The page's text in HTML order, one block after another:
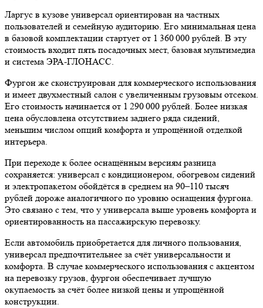
Ларгус в кузове универсал ориентирован на частных
пользователей и семейную аудиторию. Его минимальная цена
в базовой комплектации стартует от 1 360 000 рублей. В эту
стоимость входит пять посадочных мест, базовая мультимедиа
и система ЭРА-ГЛОНАСС.
Фургон же сконструирован для коммерческого использования
и имеет двухместный салон с увеличенным грузовым отсеком.
Его стоимость начинается от 1 290 000 рублей. Более низкая
цена обусловлена отсутствием заднего ряда сидений,
меньшим числом опций комфорта и упрощённой отделкой
интерьера.
При переходе к более оснащённым версиям разница
сохраняется: универсал с кондиционером, обогревом сидений
и электропакетом обойдётся в среднем на 90–110 тысяч
рублей дороже аналогичного по уровню оснащения фургона.
Это связано с тем, что у универсала выше уровень комфорта и
ориентированность на пассажирскую перевозку.
Если автомобиль приобретается для личного пользования,
универсал предпочтительнее за счёт универсальности и
комфорта. В случае коммерческого использования с акцентом
на перевозку грузов, фургон обеспечивает лучшую
окупаемость за счёт более низкой цены и упрощённой
конструкции.